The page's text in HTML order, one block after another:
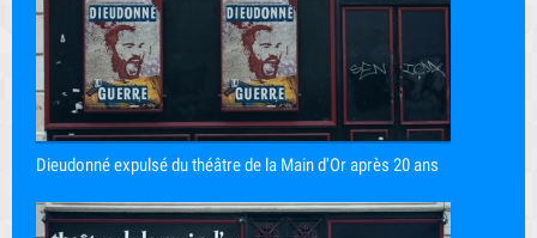
Dieudonné expulsé du théâtre de la Main d'Or après 20 ans